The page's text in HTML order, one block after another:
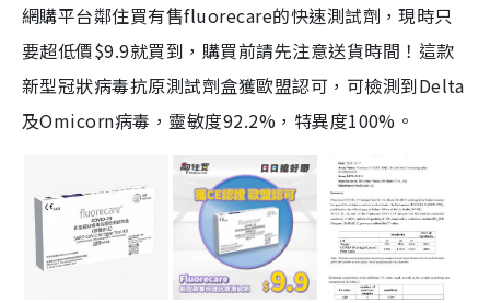
網購平台鄰住買有售fluorecare的快速測試劑，現時只
要超低價$9.9就買到，購買前請先注意送貨時間！這款
新型冠狀病毒抗原測試劑盒獲歐盟認可，可檢測到Delta
及Omicorn病毒，靈敏度92.2%，特異度100%。